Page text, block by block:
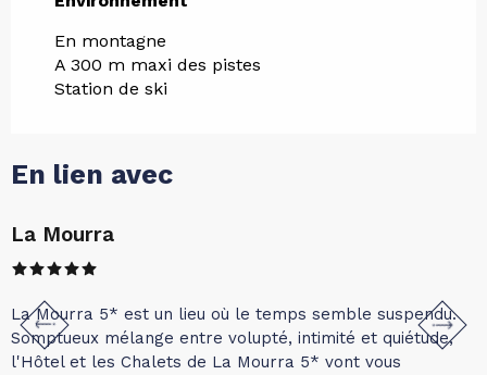
En montagne
A 300 m maxi des pistes
Station de ski
En lien avec
La Mourra
La Mourra 5* est un lieu où le temps semble suspendu.
Somptueux mélange entre volupté, intimité et quiétude,
l'Hôtel et les Chalets de La Mourra 5* vont vous